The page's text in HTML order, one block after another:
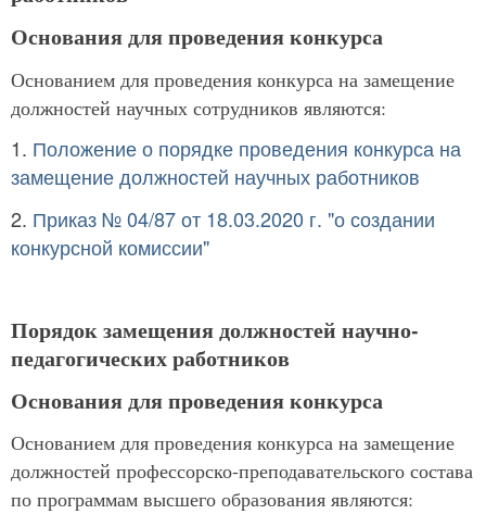
Основания для проведения конкурса
Основанием для проведения конкурса на замещение
должностей научных сотрудников являются:
1. Положение о порядке проведения конкурса на
замещение должностей научных работников
2. Приказ № 04/87 от 18.03.2020 г. "о создании
конкурсной комиссии"
Порядок замещения должностей научно-
педагогических работников
Основания для проведения конкурса
Основанием для проведения конкурса на замещение
должностей профессорско-преподавательского состава
по программам высшего образования являются: